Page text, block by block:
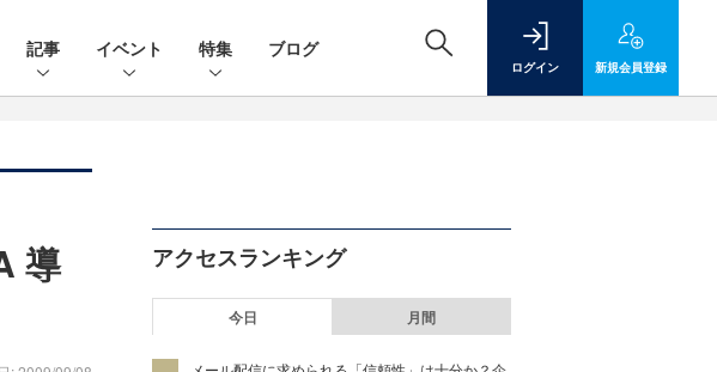
記事 イベント 特集 ブログ
ログイン 新規会員登録
導
アクセスランキング
今日 月間